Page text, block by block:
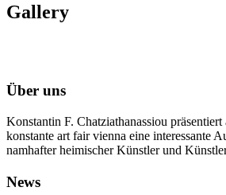
Gallery
Über uns
Konstantin F. Chatziathanassiou präsentiert
konstante art fair vienna eine interessante
namhafter heimischer Künstler und
News